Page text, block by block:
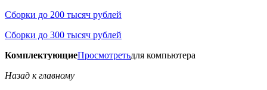
Сборки до 200 тысяч рублей
Сборки до 300 тысяч рублей
КомплектующиеПросмотретьдля компьютера
Назад к главному